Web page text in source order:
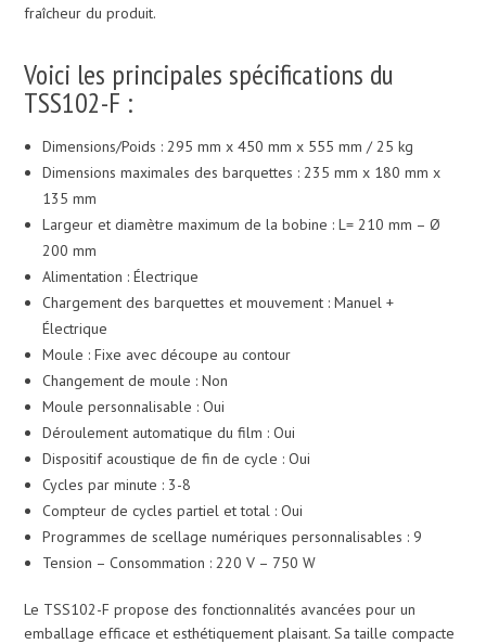
fraîcheur du produit.
Voici les principales spécifications du
TSS102-F :
Dimensions/Poids : 295 mm x 450 mm x 555 mm / 25 kg
Dimensions maximales des barquettes : 235 mm x 180 mm x
135 mm
Largeur et diamètre maximum de la bobine : L= 210 mm – Ø
200 mm
Alimentation : Électrique
Chargement des barquettes et mouvement : Manuel +
Électrique
Moule : Fixe avec découpe au contour
Changement de moule : Non
Moule personnalisable : Oui
Déroulement automatique du film : Oui
Dispositif acoustique de fin de cycle : Oui
Cycles par minute : 3-8
Compteur de cycles partiel et total : Oui
Programmes de scellage numériques personnalisables : 9
Tension – Consommation : 220 V – 750 W
Le TSS102-F propose des fonctionnalités avancées pour un
emballage efficace et esthétiquement plaisant. Sa taille compacte